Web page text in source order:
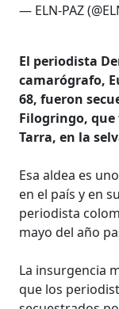
— ELN-PAZ
El periodista
camarógrafo,
68, fueron
Filogringo,
Tarra, en la
Esa aldea es
en el país y en
periodista
mayo del año
La insurgencia
que los